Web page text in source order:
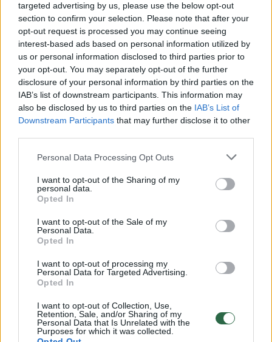
targeted advertising by us, please use the below opt-out
section to confirm your selection. Please note that after your
opt-out request is processed you may continue seeing
interest-based ads based on personal information utilized by
us or personal information disclosed to third parties prior to
your opt-out. You may separately opt-out of the further
disclosure of your personal information by third parties on the
IAB’s list of downstream participants. This information may
also be disclosed by us to third parties on the IAB’s List of
Downstream Participants that may further disclose it to other
Personal Data Processing Opt Outs
I want to opt-out of the Sharing of my
personal data.
Opted In
I want to opt-out of the Sale of my
Personal Data.
Opted In
I want to opt-out of processing my
Personal Data for Targeted Advertising.
Opted In
I want to opt-out of Collection, Use,
Retention, Sale, and/or Sharing of my
Personal Data that Is Unrelated with the
Purposes for which it was collected.
Visi įrašai
Žiūrimiausi įrašai
00:00:49
Pateikė daugiau detalių apie iš tėvų paimtus šešis
vaikus: jiems kilusi grėsmė
00:00:30
Vaizdai iš tragiškos avarijos Vilniaus r.: dviejų moterų ir
vaiko gyvybių išgelbėti nepavyko
Žinios | Lietuvos diena
00:00:59
Nufilmavo, kaip patvino Vilniaus Vakarinis aplinkkelis:
vaizdas pribloškia